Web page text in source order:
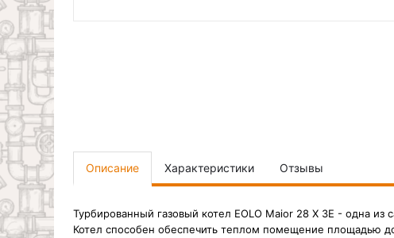
Описание Характеристики Отзывы
Турбированный газовый котел EOLO Maior 28 X 3E - одна
Котел способен обеспечить теплом помещение площадью